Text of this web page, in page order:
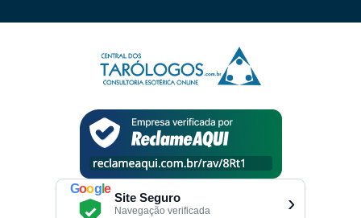
Google
Site Seguro
Navegação verificada ›